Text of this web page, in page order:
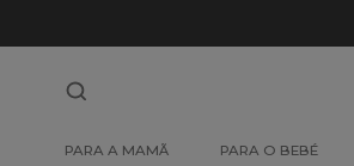
PARA A MAMÃ PARA O BEBÉ